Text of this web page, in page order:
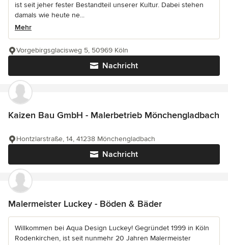
ist seit jeher fester Bestandteil unserer Kultur. Dabei stehen
damals wie heute ne...
Mehr
Nachricht
Vorgebirgsglacisweg 5, 50969 Köln
Kaizen Bau GmbH - Malerbetrieb Mönchengladbach
Nachricht
Hontzlarstraße, 14, 41238 Mönchengladbach
Malermeister Luckey - Böden & Bäder
Willkommen bei Aqua Design Luckey! Gegründet 1999 in Köln
Rodenkirchen, ist seit nunmehr 20 Jahren Malermeister